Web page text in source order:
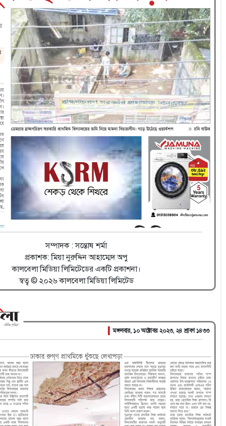
সম্পাদক : সন্তোষ শর্মা
প্রকাশক: মিয়া নুরুদ্দিন আহাম্মেদ অপু
কালবেলা মিডিয়া লিমিটেডের একটি প্রকাশনা।
স্বত্ব © ২০২৬ কালবেলা মিডিয়া লিমিটেড
মঙ্গলবার, ১০ অক্টোবর ২০২৩, ২৪ শ্রাবণ ১৪৩৩